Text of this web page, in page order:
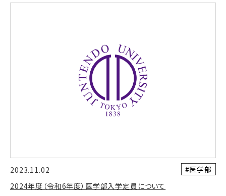
2023.11.02
#医学部
2024年度（令和6年度）医学部入学定員について